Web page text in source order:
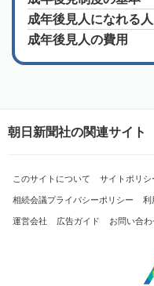
成年後見人になれる人
成年後見人の費用
朝日新聞社の関連サイト
このサイトについて サイトポリシ
相続会議プライバシーポリシー 利
運営会社 広告ガイド お問い合わ